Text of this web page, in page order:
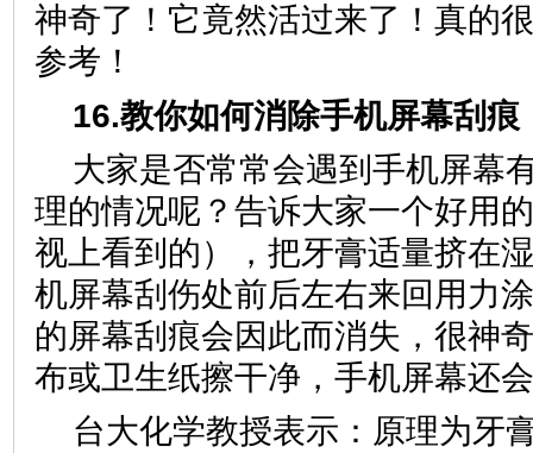
神奇了！它竟然活过来了！真的
参考！
16.教你如何消除手机屏幕刮痕
大家是否常常会遇到手机屏幕
理的情况呢？告诉大家一个好用
视上看到的），把牙膏适量挤在
机屏幕刮伤处前后左右来回用力
的屏幕刮痕会因此而消失，很神
布或卫生纸擦干净，手机屏幕还
台大化学教授表示：原理为牙